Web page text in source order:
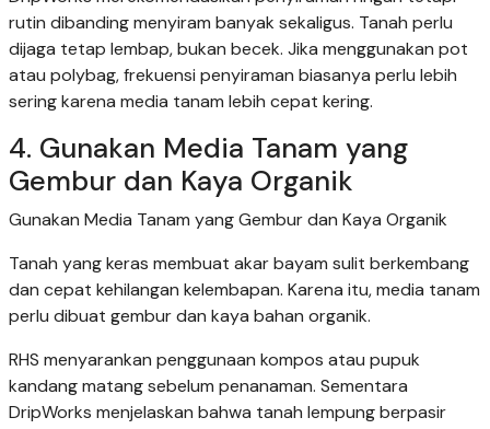
rutin dibanding menyiram banyak sekaligus. Tanah perlu
dijaga tetap lembap, bukan becek. Jika menggunakan pot
atau polybag, frekuensi penyiraman biasanya perlu lebih
sering karena media tanam lebih cepat kering.
4. Gunakan Media Tanam yang
Gembur dan Kaya Organik
Gunakan Media Tanam yang Gembur dan Kaya Organik
Tanah yang keras membuat akar bayam sulit berkembang
dan cepat kehilangan kelembapan. Karena itu, media tanam
perlu dibuat gembur dan kaya bahan organik.
RHS menyarankan penggunaan kompos atau pupuk
kandang matang sebelum penanaman. Sementara
DripWorks menjelaskan bahwa tanah lempung berpasir